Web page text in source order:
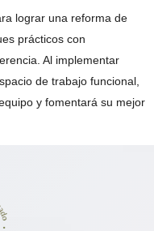
lograr una reforma de
prácticos con
Al implementar
de trabajo funcional,
y fomentará su mejor